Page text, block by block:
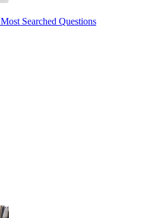
Searched Questions